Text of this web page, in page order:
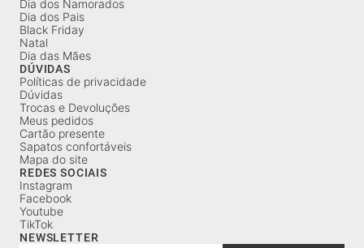
Dia dos Namorados
Dia dos Pais
Black Friday
Natal
Dia das Mães
DÚVIDAS
Políticas de privacidade
Dúvidas
Trocas e Devoluções
Meus pedidos
Cartão presente
Sapatos confortáveis
Mapa do site
REDES SOCIAIS
Instagram
Facebook
Youtube
TikTok
NEWSLETTER